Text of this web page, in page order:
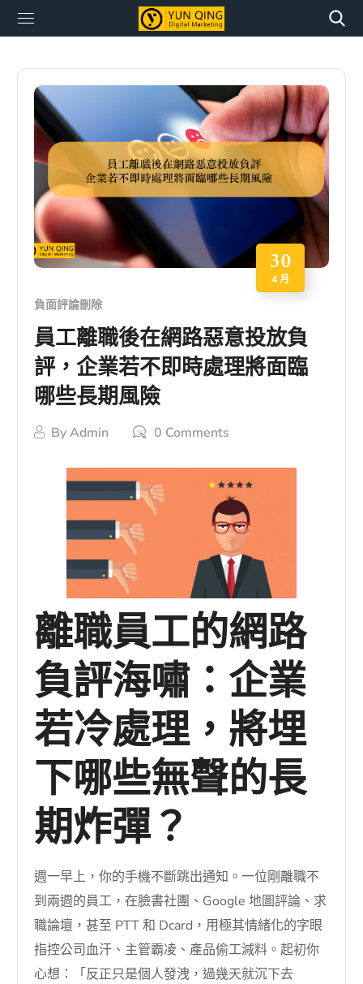
30
4 月
負面評論刪除
員工離職後在網路惡意投放負
評，企業若不即時處理將面臨
哪些長期風險
ByAdmin 0 Comments
離職員工的網路
負評海嘯：企業
若冷處理，將埋
下哪些無聲的長
期炸彈？
週一早上，你的手機不斷跳出通知。一位剛離職不
到兩週的員工，在臉書社團、Google 地圖評論、求
職論壇，甚至 PTT 和 Dcard，用極其情緒化的字眼
指控公司血汗、主管霸凌、產品偷工減料。起初你
心想：「反正只是個人發洩，過幾天就沉下去